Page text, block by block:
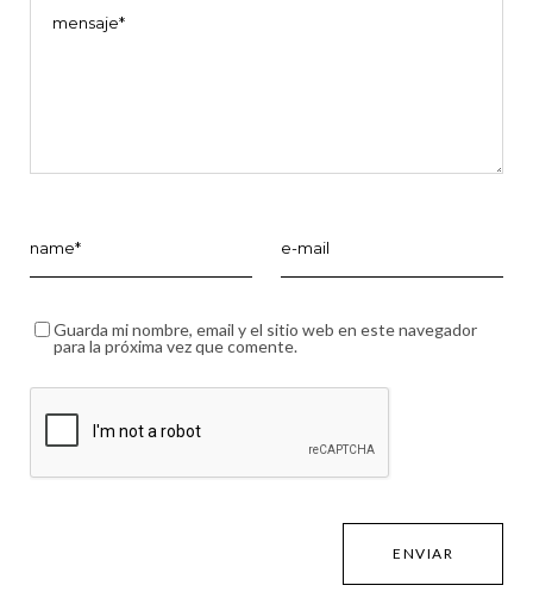
Guarda mi nombre, email y el sitio web en este navegador
para la próxima vez que comente.